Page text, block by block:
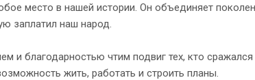
место в нашей истории. Он объединяет
заплатил наш народ.
и благодарностью чтим подвиг тех, кто
жить, работать и строить планы.